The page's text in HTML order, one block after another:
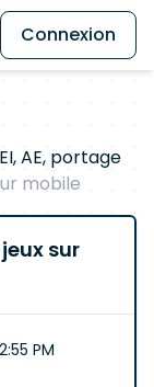
Connexion
AE, portage
mobile
sur
PM